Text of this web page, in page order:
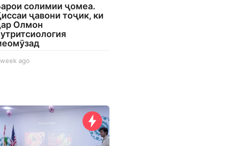
солимии ҷомеа.
ҷавони тоҷик, ки
Олмон
ago
a
g